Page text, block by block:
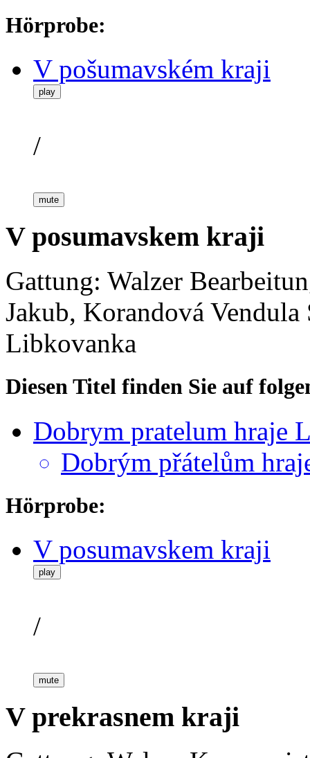
Hörprobe:
V pošumavském kraji
play
/
mute
V posumavskem kraji
Gattung: Walzer
Jakub, Korandová Vendula
Libkovanka
Diesen Titel finden Sie auf
Dobrym pratelum hraje
Dobrým přátelům
Hörprobe:
V posumavskem kraji
play
/
mute
V prekrasnem kraji